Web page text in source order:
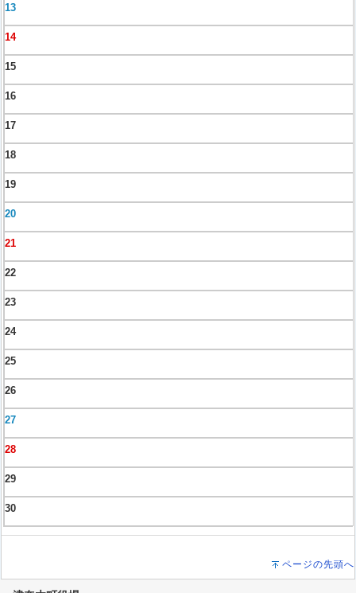
13
14
15
16
17
18
19
20
21
22
23
24
25
26
27
28
29
30
ページの先頭へ